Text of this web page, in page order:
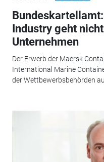
Industry geht
Unternehmen
Der Erwerb der Maersk
International Marine
der Wettbewerbsbehörden